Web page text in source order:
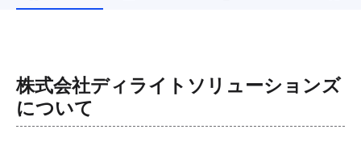
株式会社ディライトソリューションズ
について